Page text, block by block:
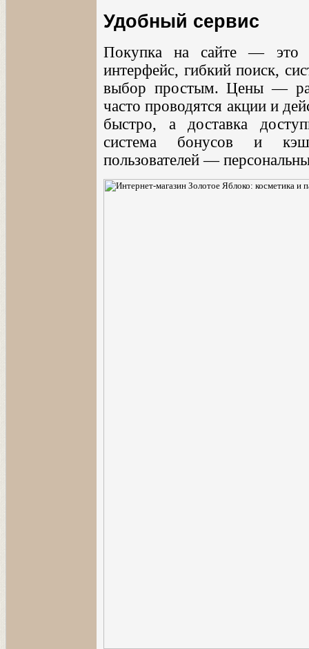
Удобный сервис
Покупка на сайте — это
интерфейс, гибкий поиск,
выбор простым. Цены —
часто проводятся акции и
быстро, а доставка
система бонусов и
пользователей —